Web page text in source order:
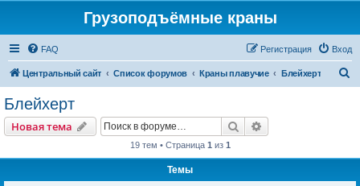
Грузоподъёмные краны
FAQ Вход
Регистрация
Центральный сайт Список форумов Краны плавучие Блейхерт
Блейхерт
Новая тема Поиск
19 тем • Страница 1 из 1
Темы